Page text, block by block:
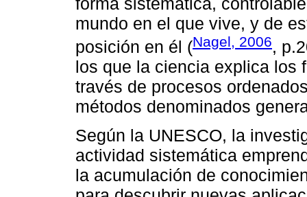
mundo en el que vive, y de
posición en él (Nagel, 2006,
los que la ciencia explica los
través de procesos
métodos denominados
Según la UNESCO, la
actividad sistemática
la acumulación de